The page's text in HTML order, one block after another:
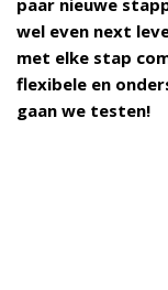
paar nieuwe
wel even next
met elke stap
flexibele en
gaan we testen!